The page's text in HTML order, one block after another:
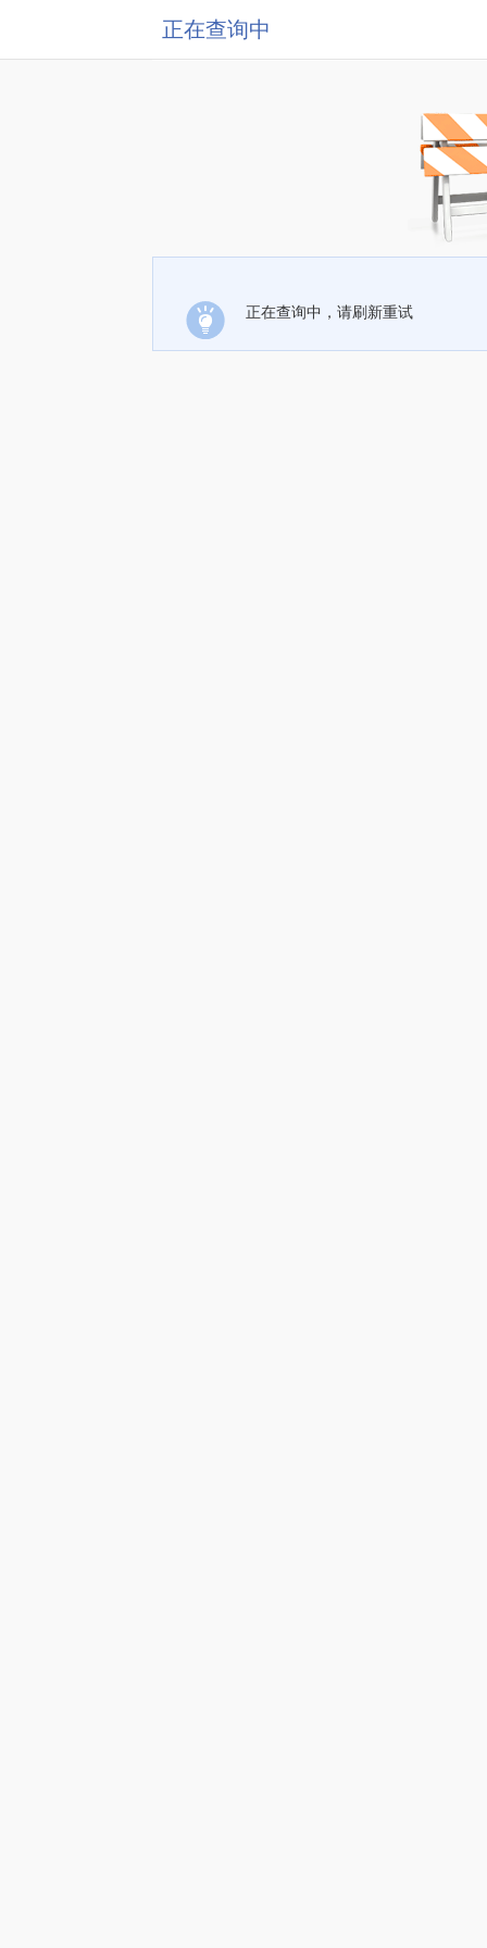
正在查询中
正在查询中，请刷新重试